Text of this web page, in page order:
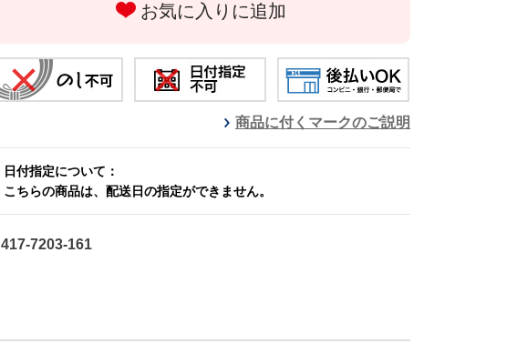
お気に入りに追加
商品に付くマークのご説明
日付指定について：
こちらの商品は、配送日の指定ができません。
417-7203-161